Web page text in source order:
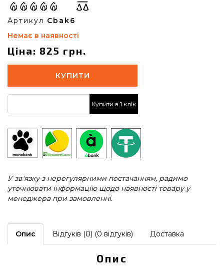
Артикул Cbak6
Немає в наявності
Ціна: 825 грн.
КУПИТИ
Купити в 1 клік
У зв'язку з нерегулярними постачанням, радимо
уточнювати інформацію щодо наявності товару у
менеджера при замовленні.
Опис Відгуків (0) (0 відгуків) Доставка
Опис